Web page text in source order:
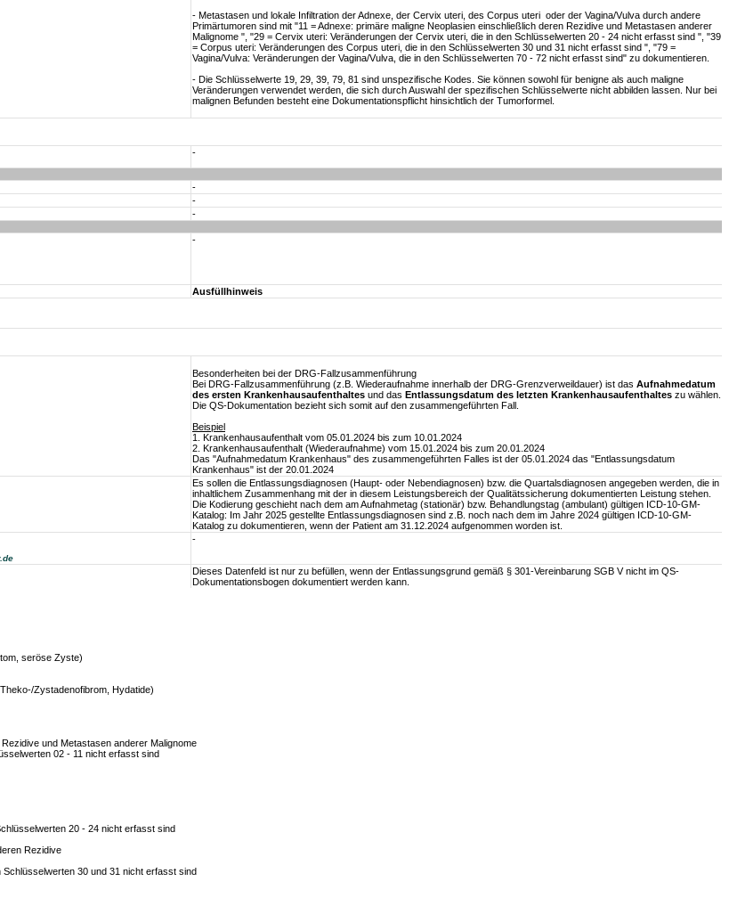
- Metastasen und lokale Infiltration der Adnexe, der Cervix uteri, des Corpus uteri oder der Vagina/Vulva durch andere
Primärtumoren sind mit "11 = Adnexe: primäre maligne Neoplasien einschließlich deren Rezidive und Metastasen anderer
Malignome ", "29 = Cervix uteri: Veränderungen der Cervix uteri, die in den Schlüsselwerten 20 - 24 nicht erfasst sind ", "39
= Corpus uteri: Veränderungen des Corpus uteri, die in den Schlüsselwerten 30 und 31 nicht erfasst sind ", "79 =
Vagina/Vulva: Veränderungen der Vagina/Vulva, die in den Schlüsselwerten 70 - 72 nicht erfasst sind" zu dokumentieren.
- Die Schlüsselwerte 19, 29, 39, 79, 81 sind unspezifische Kodes. Sie können sowohl für benigne als auch maligne
Veränderungen verwendet werden, die sich durch Auswahl der spezifischen Schlüsselwerte nicht abbilden lassen. Nur bei
malignen Befunden besteht eine Dokumentationspflicht hinsichtlich der Tumorformel.
-
-
-
-
-
Ausfüllhinweis
Besonderheiten bei der DRG-Fallzusammenführung
Bei DRG-Fallzusammenführung (z.B. Wiederaufnahme innerhalb der DRG-Grenzverweildauer) ist das Aufnahmedatum
des ersten Krankenhausaufenthaltes und das Entlassungsdatum des letzten Krankenhausaufenthaltes zu wählen.
Die QS-Dokumentation bezieht sich somit auf den zusammengeführten Fall.
Beispiel
1. Krankenhausaufenthalt vom 05.01.2024 bis zum 10.01.2024
2. Krankenhausaufenthalt (Wiederaufnahme) vom 15.01.2024 bis zum 20.01.2024
Das "Aufnahmedatum Krankenhaus" des zusammengeführten Falles ist der 05.01.2024 das "Entlassungsdatum
Krankenhaus" ist der 20.01.2024
Es sollen die Entlassungsdiagnosen (Haupt- oder Nebendiagnosen) bzw. die Quartalsdiagnosen angegeben werden, die in
inhaltlichem Zusammenhang mit der in diesem Leistungsbereich der Qualitätssicherung dokumentierten Leistung stehen.
Die Kodierung geschieht nach dem am Aufnahmetag (stationär) bzw. Behandlungstag (ambulant) gültigen ICD-10-GM-
Katalog: Im Jahr 2025 gestellte Entlassungsdiagnosen sind z.B. noch nach dem im Jahre 2024 gültigen ICD-10-GM-
Katalog zu dokumentieren, wenn der Patient am 31.12.2024 aufgenommen worden ist.
-
Dieses Datenfeld ist nur zu befüllen, wenn der Entlassungsgrund gemäß § 301-Vereinbarung SGB V nicht im QS-
Dokumentationsbogen dokumentiert werden kann.
seröse Zyste)
Zystadenofibrom, Hydatide)
und Metastasen anderer Malignome
02 - 11 nicht erfasst sind
20 - 24 nicht erfasst sind
Rezidive
30 und 31 nicht erfasst sind